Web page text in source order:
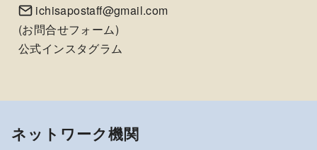
ichisapostaff@gmail.com
(お問合せフォーム)
公式インスタグラム
ネットワーク機関